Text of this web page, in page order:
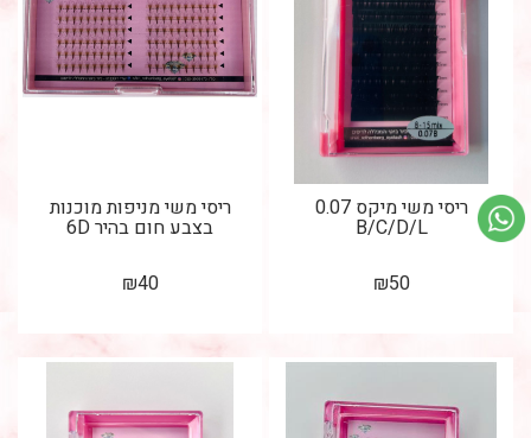
ריסי משי מיקס 0.07
B/C/D/L
₪50
ריסי משי מניפות מוכנות
בצבע חום בהיר 6D
₪40